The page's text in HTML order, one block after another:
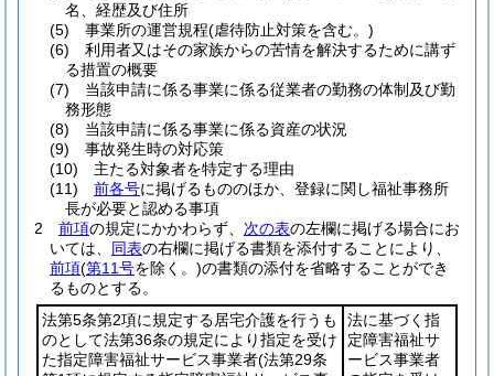
名、経歴及び住所
(5)
事業所の運営規程(虐待防止対策を含む。)
(6)
利用者又はその家族からの苦情を解決するために講ず
る措置の概要
(7)
当該申請に係る事業に係る従業者の勤務の体制及び勤
務形態
(8)
当該申請に係る事業に係る資産の状況
(9)
事故発生時の対応策
(10)
主たる対象者を特定する理由
(11)
前各号に掲げるもののほか、登録に関し福祉事務所
長が必要と認める事項
2
前項の規定にかかわらず、 次の表の左欄に掲げる場合にお
いては、 同表の右欄に掲げる書類を添付することにより、
前項(第11号を除く。)の書類の添付を省略することができ
るものとする。
法第5条第2項に規定する居宅介護を行うも
のとして法第36条の規定により指定を受け
た指定障害福祉サービス事業者(法第29条
法に基づく指
定障害福祉サ
ービス事業者